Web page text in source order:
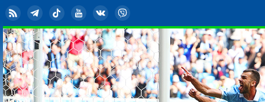
RSS TelegramTikTok YouTubeВКонтакте